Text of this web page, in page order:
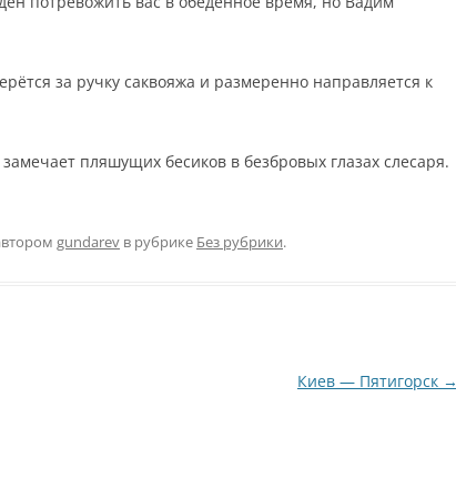
за ручку саквояжа и размеренно направляется к
пляшущих бесиков в безбровых глазах слесаря.
gundarev в рубрике Без рубрики.
Киев — Пятигорск →